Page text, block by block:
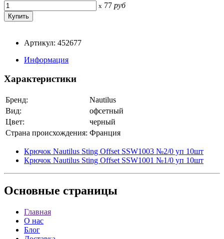
x 77 руб
Артикул: 452677
Информация
Характеристики
Бренд:
Nautilus
Вид:
офсетный
Цвет:
черный
Страна происхождения: Франция
Крючок Nautilus Sting Offset SSW1003 №2/0 уп 10шт
Крючок Nautilus Sting Offset SSW1001 №1/0 уп 10шт
Основные страницы
Главная
О нас
Блог